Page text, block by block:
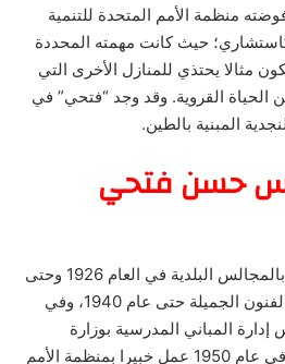
السعودية في 1974 فوضته منظمة الأمم المتحدة للتنمية
كاستشاري؛ حيث كانت مهمته المحددة
مثالا يحتذي للمنازل الأخرى التي
الحياة القروية. وقد وجد “فتحي” في
المبنية بالطين.
حسن فتحي
عمل “حسن فتحي” مهندسا بالمجالس البلدية في العام 1926 وحتى
عام 1930، ثم مدرسا بكلية الفنون الجميلة حتى عام 1940، وفي
إدارة المباني المدرسية بوزارة
المعارف، حتى عام 1952، وفي عام 1950 عمل خبيرا بمنظمة الأمم